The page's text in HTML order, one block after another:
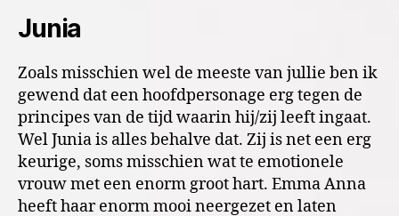
Junia
Zoals misschien wel de meeste van jullie ben ik
gewend dat een hoofdpersonage erg tegen de
principes van de tijd waarin hij/zij leeft ingaat.
Wel Junia is alles behalve dat. Zij is net een erg
keurige, soms misschien wat te emotionele
vrouw met een enorm groot hart. Emma Anna
heeft haar enorm mooi neergezet en laten